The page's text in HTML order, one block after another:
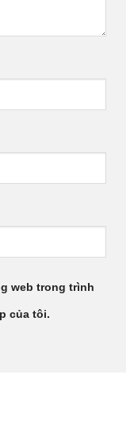
web trong trình
của tôi.